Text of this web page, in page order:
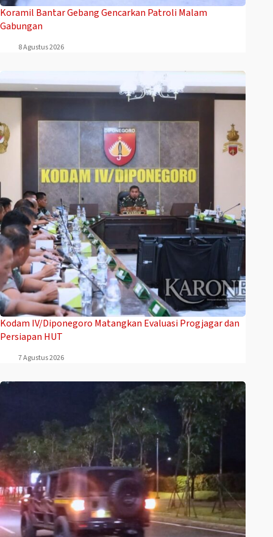
Koramil Bantar Gebang Gencarkan Patroli Malam
Gabungan
8 Agustus 2026
Kodam IV/Diponegoro Matangkan Evaluasi Progjagar dan
Persiapan HUT
7 Agustus 2026